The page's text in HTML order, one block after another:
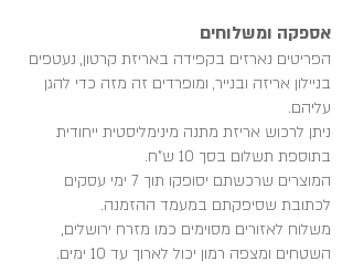
אספקה ומשלוחים
הפריטים נארזים בקפידה באריזת קרטון, נעטפים
בניילון אריזה ובנייר, ומופרדים זה מזה כדי להגן
עליהם.
ניתן לרכוש אריזת מתנה מינימליסטית ייחודית
בתוספת תשלום בסך 10 ש"ח.
המוצרים שרכשתם יסופקו תוך 7 ימי עסקים
לכתובת שסיפקתם במעמד ההזמנה.
משלוח לאזורים מסוימים כמו מזרח ירושלים,
השטחים ומצפה רמון יכול לארוך עד 10 ימים.